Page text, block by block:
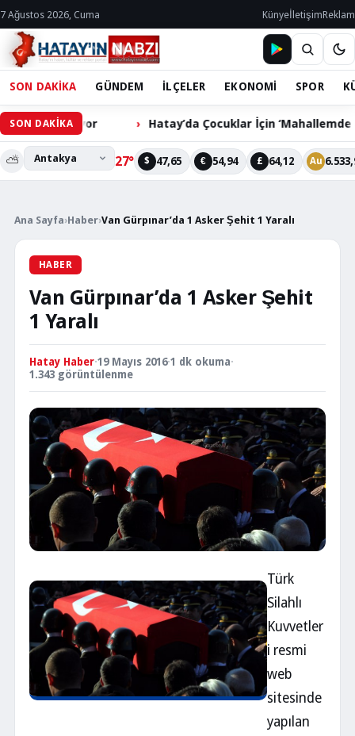
7 Ağustos 2026, Cuma KünyeİletişimReklam
SON DAKİKA GÜNDEM İLÇELER EKONOMİ SPOR
SON DAKİKA
Bekliyor Hatay’da Çocuklar İçin ‘Mahallemde Şenlik
⛅ 27° $ 47,65 € 54,94 £ 64,12 Au
Ana Sayfa›Haber›Van Gürpınar’da 1 Asker Şehit 1 Yaralı
HABER
Van Gürpınar’da 1 Asker Şehit
1 Yaralı
Hatay Haber·19 Mayıs 2016·1 dk okuma·
1.343 görüntülenme
Türk
Silahlı
Kuvvetler
i resmi
web
sitesinde
yapılan